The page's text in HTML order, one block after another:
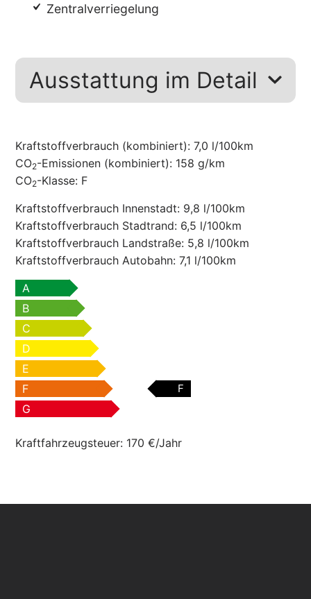
Zentralverriegelung
Ausstattung im Detail
Kraftstoffverbrauch (kombiniert):7,0 l/100km
CO2-Emissionen (kombiniert): 158 g/km
CO2-Klasse: F
Kraftstoffverbrauch Innenstadt: 9,8 l/100km
Kraftstoffverbrauch Stadtrand: 6,5 l/100km
Kraftstoffverbrauch Landstraße: 5,8 l/100km
Kraftstoffverbrauch Autobahn:7,1 l/100km
A
B
C
D
E
F
F
G
Kraftfahrzeugsteuer: 170 €/Jahr